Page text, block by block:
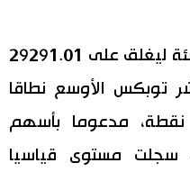
ونزل المؤشر نيكي 0.51 بالمئة ليغلق على 29291.01
توبكس الأوسع نطاقا
0.02 بالمئة إلى 1975.86 نقطة، مدعوما بأسهم
سجلت مستوى قياسيا